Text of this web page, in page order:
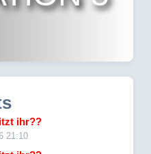
ihr??
21:10